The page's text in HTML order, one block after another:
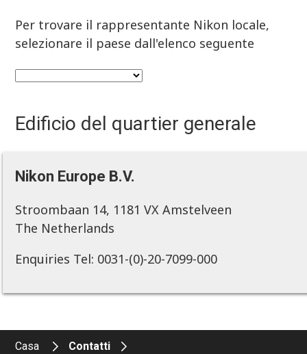
Per trovare il rappresentante Nikon locale,
selezionare il paese dall'elenco seguente
Edificio del quartier generale
Nikon Europe B.V.
Stroombaan 14, 1181 VX Amstelveen
The Netherlands
Enquiries Tel: 0031-(0)-20-7099-000
Casa Contatti